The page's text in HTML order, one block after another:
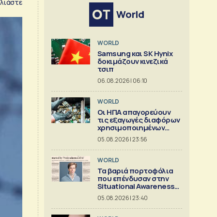
World
WORLD
Samsung και SK Hynix
δοκιμάζουν κινεζικά
τσιπ
06.08.2026 | 06:10
WORLD
Οι ΗΠΑ απαγορεύουν
τις εξαγωγές διαφόρων
χρησιμοποιημένων
κρίσιμων ορυκτών
05.08.2026 | 23:56
WORLD
Τα βαριά πορτοφόλια
που επένδυσαν στην
Situational Awareness
πριν καταρρεύσει
05.08.2026 | 23:40